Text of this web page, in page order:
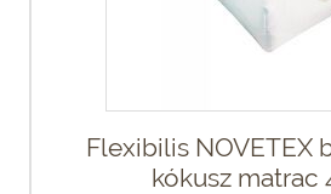
Flexibilis NOVETEX
kókusz matrac